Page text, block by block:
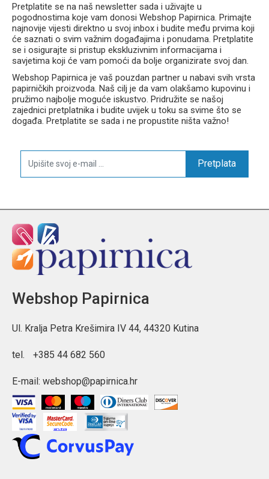
Pretplatite se na naš newsletter sada i uživajte u
pogodnostima koje vam donosi Webshop Papirnica. Primajte
najnovije vijesti direktno u svoj inbox i budite među prvima koji
će saznati o svim važnim događajima i ponudama. Pretplatite
se i osigurajte si pristup ekskluzivnim informacijama i
savjetima koji će vam pomoći da bolje organizirate svoj dan.
Webshop Papirnica je vaš pouzdan partner u nabavi svih vrsta
papirničkih proizvoda. Naš cilj je da vam olakšamo kupovinu i
pružimo najbolje moguće iskustvo. Pridružite se našoj
zajednici pretplatnika i budite uvijek u toku sa svime što se
događa. Pretplatite se sada i ne propustite ništa važno!
Pretplata
Webshop Papirnica
Ul. Kralja Petra Krešimira IV 44, 44320 Kutina
tel. +385 44 682 560
E-mail: webshop@papirnica.hr